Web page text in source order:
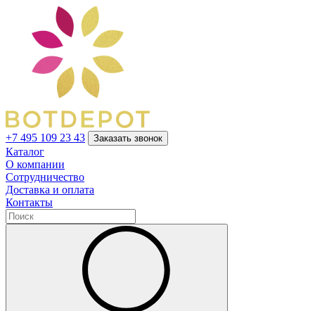
+7 495 109 23 43 Заказать звонок
Каталог
О компании
Сотрудничество
Доставка и оплата
Контакты